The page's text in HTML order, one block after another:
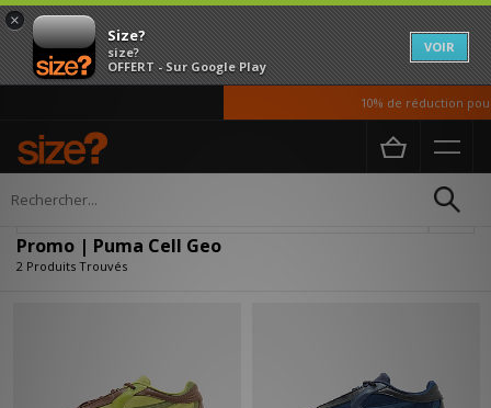
×
Size?
size?
OFFERT - Sur Google Play
VOIR
10% de réduction
Accueil Promo | Puma Cell Geo
Promo | Puma Cell Geo
2 Produits Trouvés